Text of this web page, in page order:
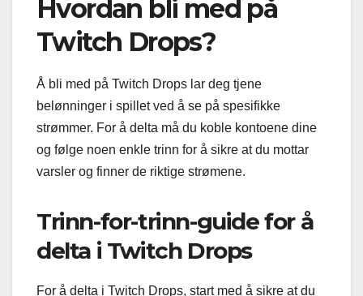
Hvordan bli med på
Twitch Drops?
Å bli med på Twitch Drops lar deg tjene
belønninger i spillet ved å se på spesifikke
strømmer. For å delta må du koble kontoene dine
og følge noen enkle trinn for å sikre at du mottar
varsler og finner de riktige strømene.
Trinn-for-trinn-guide for å
delta i Twitch Drops
For å delta i Twitch Drops, start med å sikre at du